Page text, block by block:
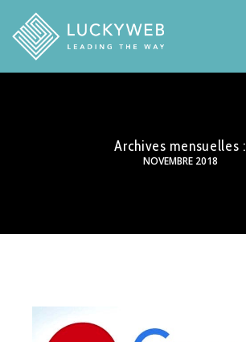
Archives mensuelles :
NOVEMBRE 2018